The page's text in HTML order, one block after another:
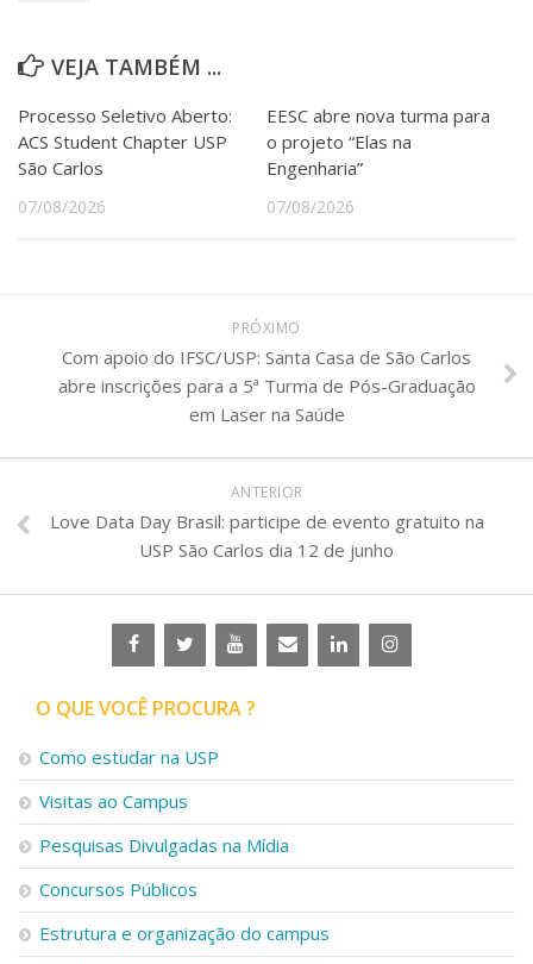
VEJA TAMBÉM ...
Processo Seletivo Aberto:
ACS Student Chapter USP
São Carlos
07/08/2026
EESC abre nova turma para
o projeto “Elas na
Engenharia”
07/08/2026
PRÓXIMO
Com apoio do IFSC/USP: Santa Casa de São Carlos
abre inscrições para a 5ª Turma de Pós-Graduação
em Laser na Saúde
ANTERIOR
Love Data Day Brasil: participe de evento gratuito na
USP São Carlos dia 12 de junho
O QUE VOCÊ PROCURA ?
Como estudar na USP
Visitas ao Campus
Pesquisas Divulgadas na Mídia
Concursos Públicos
Estrutura e organização do campus